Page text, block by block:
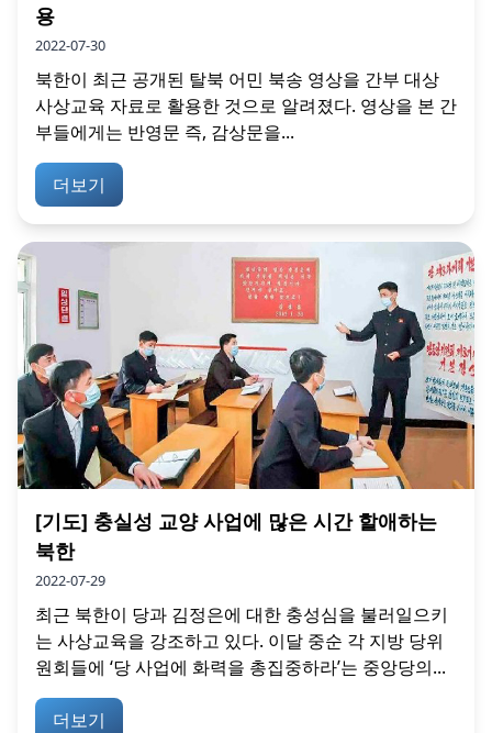
용
2022-07-30
북한이 최근 공개된 탈북 어민 북송 영상을 간부 대상
사상교육 자료로 활용한 것으로 알려졌다. 영상을 본 간
부들에게는 반영문 즉, 감상문을...
더보기
[기도] 충실성 교양 사업에 많은 시간 할애하는
북한
2022-07-29
최근 북한이 당과 김정은에 대한 충성심을 불러일으키
는 사상교육을 강조하고 있다. 이달 중순 각 지방 당위
원회들에 ‘당 사업에 화력을 총집중하라’는 중앙당의...
더보기